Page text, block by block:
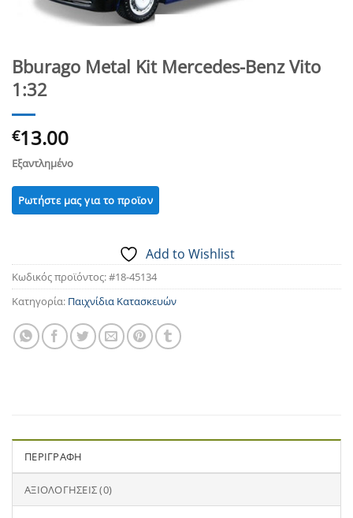
Bburago Metal Kit Mercedes-Benz Vito
1:32
€13.00
Εξαντλημένο
Add to Wishlist
Κωδικός προϊόντος:#18-45134
Κατηγορία: Παιχνίδια Κατασκευών
ΠΕΡΙΓΡΑΦΉ
ΑΞΙΟΛΟΓΉΣΕΙΣ (0)